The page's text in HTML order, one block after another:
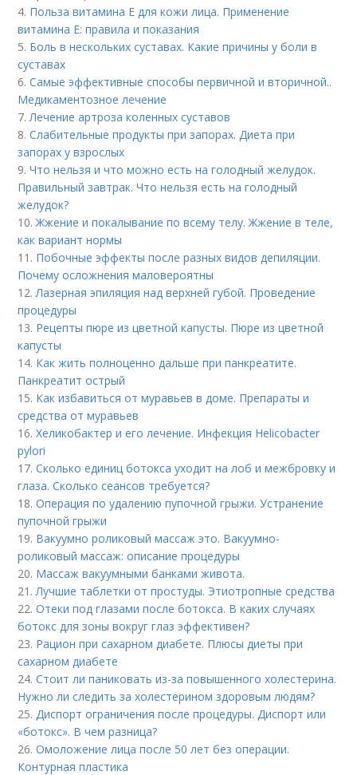
4. Польза витамина Е для кожи лица. Применение
витамина E: правила и показания
5. Боль в нескольких суставах. Какие причины у боли в
суставах
6.Самые эффективные способы первичной и вторичной..
Медикаментозное лечение
7. Лечение артроза коленных суставов
8.Слабительные продукты при запорах. Диета при
запорах у взрослых
9.Что нельзя и что можно есть на голодный желудок.
Правильный завтрак. Что нельзя есть на голодный
желудок?
10.Жжение и покалывание по всему телу. Жжение в теле,
как вариант нормы
11. Побочные эффекты после разных видов депиляции.
Почему осложнения маловероятны
12. Лазерная эпиляция над верхней губой. Проведение
процедуры
13. Рецепты пюре из цветной капусты. Пюре из цветной
капусты
14. Как жить полноценно дальше при панкреатите.
Панкреатит острый
15. Как избавиться от муравьев в доме. Препараты и
средства от муравьев
16.Хеликобактер и его лечение. Инфекция Helicobacter
pylori
17.Сколько единиц ботокса уходит на лоб и межбровку и
глаза. Сколько сеансов требуется?
18.Операция по удалению пупочной грыжи. Устранение
пупочной грыжи
19. Вакуумно роликовый массаж это. Вакуумно-
роликовый массаж: описание процедуры
20. Массаж вакуумными банками живота.
21. Лучшие таблетки от простуды. Этиотропные средства
22.Отеки под глазами после ботокса. В каких случаях
ботокс для зоны вокруг глаз эффективен?
23. Рацион при сахарном диабете. Плюсы диеты при
сахарном диабете
24.Стоит ли паниковать из-за повышенного холестерина.
Нужно ли следить за холестерином здоровым людям?
25. Диспорт ограничения после процедуры. Диспорт или
«ботокс». В чем разница?
26.Омоложение лица после 50 лет без операции.
Контурная пластика